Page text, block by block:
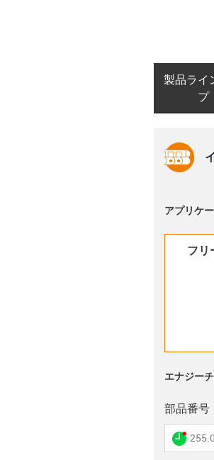
製品ライ
プ
アプリケ
フリ
エナジー
部品番号
igus-